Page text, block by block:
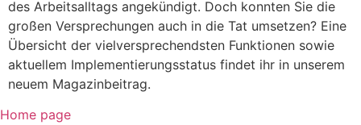
des Arbeitsalltags angekündigt. Doch konnten Sie die
großen Versprechungen auch in die Tat umsetzen? Eine
Übersicht der vielversprechendsten Funktionen sowie
aktuellem Implementierungsstatus findet ihr in unserem
neuem Magazinbeitrag.
Home page